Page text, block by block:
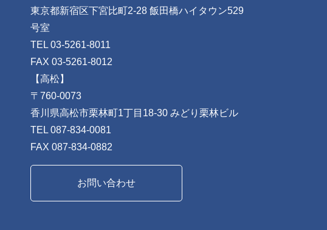
東京都新宿区下宮比町2-28 飯田橋ハイタウン529
号室
TEL 03-5261-8011
FAX 03-5261-8012
【高松】
〒760-0073
香川県高松市栗林町1丁目18-30 みどり栗林ビル
TEL 087-834-0081
FAX 087-834-0882
お問い合わせ